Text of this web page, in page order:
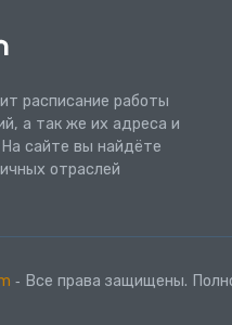
расписание работы
а так же их адреса и
сайте вы найдёте
отраслей
‐ Все права защищены.